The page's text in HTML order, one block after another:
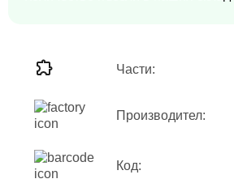
Части:
Производител:
Код: